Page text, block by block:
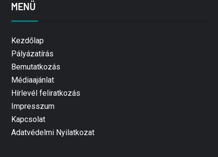
MENÜ
Kezdőlap
Pályázatírás
Bemutatkozás
Médiaajánlat
Hírlevél feliratkozás
Impresszum
Kapcsolat
Adatvédelmi Nyilatkozat